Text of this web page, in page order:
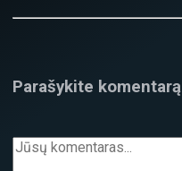
Parašykite komentarą